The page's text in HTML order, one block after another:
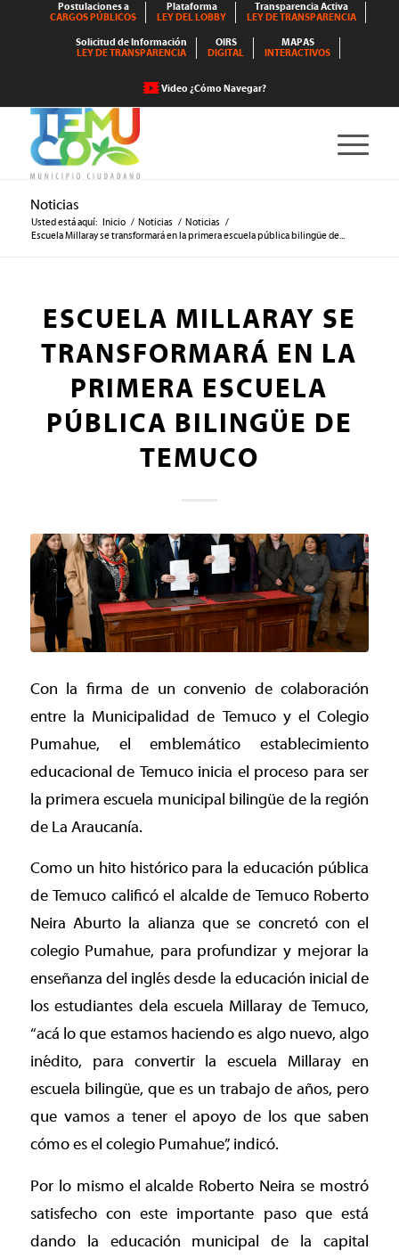
Postulaciones a
CARGOS PÚBLICOS
Plataforma
LEY DEL LOBBY
Transparencia Activa
LEY DE TRANSPARENCIA
Solicitud de Información
LEY DE TRANSPARENCIA
OIRS
DIGITAL
MAPAS
INTERACTIVOS
Video ¿Cómo Navegar?
Noticias
Usted está aquí: Inicio / Noticias / Noticias /
Escuela Millaray se transformará en la primera escuela pública bilingüe de...
ESCUELA MILLARAY SE
TRANSFORMARÁ EN LA
PRIMERA ESCUELA
PÚBLICA BILINGÜE DE
TEMUCO
Con la firma de un convenio de colaboración
entre la Municipalidad de Temuco y el Colegio
Pumahue, el emblemático establecimiento
educacional de Temuco inicia el proceso para ser
la primera escuela municipal bilingüe de la región
de La Araucanía.
Como un hito histórico para la educación pública
de Temuco calificó el alcalde de Temuco Roberto
Neira Aburto la alianza que se concretó con el
colegio Pumahue, para profundizar y mejorar la
enseñanza del inglés desde la educación inicial de
los estudiantes dela escuela Millaray de Temuco,
“acá lo que estamos haciendo es algo nuevo, algo
inédito, para convertir la escuela Millaray en
escuela bilingüe, que es un trabajo de años, pero
que vamos a tener el apoyo de los que saben
cómo es el colegio Pumahue”, indicó.
Por lo mismo el alcalde Roberto Neira se mostró
satisfecho con este importante paso que está
dando la educación municipal de la capital